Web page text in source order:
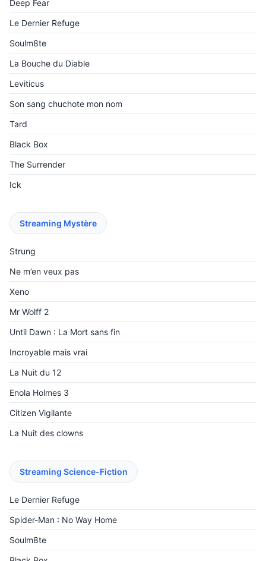
Deep Fear
Le Dernier Refuge
Soulm8te
La Bouche du Diable
Leviticus
Son sang chuchote mon nom
Tard
Black Box
The Surrender
Ick
Streaming Mystère
Strung
Ne m’en veux pas
Xeno
Mr Wolff 2
Until Dawn : La Mort sans fin
Incroyable mais vrai
La Nuit du 12
Enola Holmes 3
Citizen Vigilante
La Nuit des clowns
Streaming Science-Fiction
Le Dernier Refuge
Spider-Man : No Way Home
Soulm8te